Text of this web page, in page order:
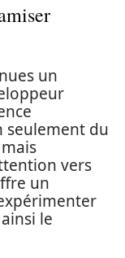
un
seulement du
vers
un
le